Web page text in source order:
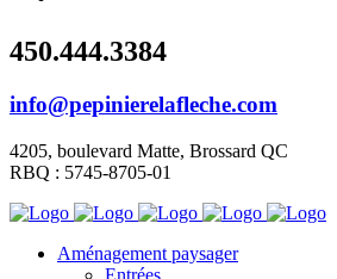
450.444.3384
info@pepinierelafleche.com
4205, boulevard Matte, Brossard QC
RBQ : 5745-8705-01
Aménagement paysager
Entrées